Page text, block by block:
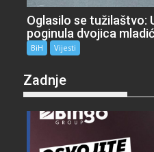
Oglasilo se tužilaštvo:
poginula dvojica
BiH Vijesti
Zadnje